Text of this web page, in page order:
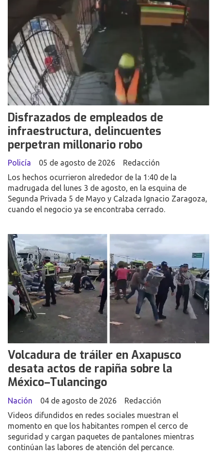
Disfrazados de empleados de
infraestructura, delincuentes
perpetran millonario robo
Redacción
Policía
05 de agosto de 2026
Los hechos ocurrieron alrededor de la 1:40 de la
madrugada del lunes 3 de agosto, en la esquina de
Segunda Privada 5 de Mayo y Calzada Ignacio Zaragoza,
cuando el negocio ya se encontraba cerrado.
Volcadura de tráiler en Axapusco
desata actos de rapiña sobre la
México–Tulancingo
Redacción
Nación
04 de agosto de 2026
Videos difundidos en redes sociales muestran el
momento en que los habitantes rompen el cerco de
seguridad y cargan paquetes de pantalones mientras
continúan las labores de atención del percance.